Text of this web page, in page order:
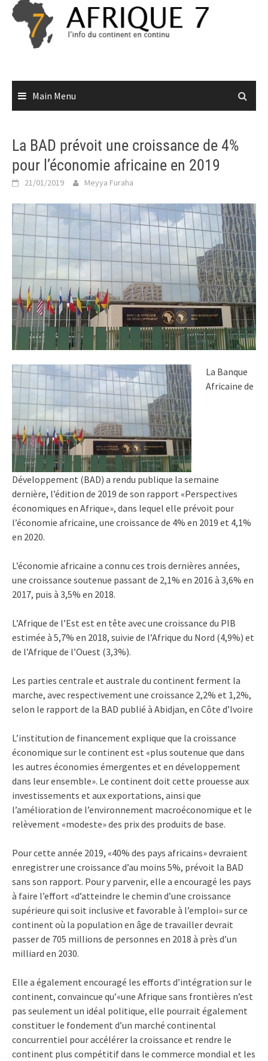
Skip
content
Main Menu
La BAD prévoit une croissance de 4%
pour l’économie africaine en 2019
21/01/2019 Meyya Furaha
La Banque
Africaine de
Développement (BAD) a rendu publique la semaine
dernière, l’édition de 2019 de son rapport «Perspectives
économiques en Afrique», dans lequel elle prévoit pour
l’économie africaine, une croissance de 4% en 2019 et 4,1%
en 2020.
L’économie africaine a connu ces trois dernières années,
une croissance soutenue passant de 2,1% en 2016 à 3,6% en
2017, puis à 3,5% en 2018.
L’Afrique de l’Est est en tête avec une croissance du PIB
estimée à 5,7% en 2018, suivie de l’Afrique du Nord (4,9%) et
de l’Afrique de l’Ouest (3,3%).
Les parties centrale et australe du continent ferment la
marche, avec respectivement une croissance 2,2% et 1,2%,
selon le rapport de la BAD publié à Abidjan, en Côte d’Ivoire
L’institution de financement explique que la croissance
économique sur le continent est «plus soutenue que dans
les autres économies émergentes et en développement
dans leur ensemble». Le continent doit cette prouesse aux
investissements et aux exportations, ainsi que
l’amélioration de l’environnement macroéconomique et le
relèvement «modeste» des prix des produits de base.
Pour cette année 2019, «40% des pays africains» devraient
enregistrer une croissance d’au moins 5%, prévoit la BAD
sans son rapport. Pour y parvenir, elle a encouragé les pays
à faire l’effort «d’atteindre le chemin d’une croissance
supérieure qui soit inclusive et favorable à l’emploi» sur ce
continent où la population en âge de travailler devrait
passer de 705 millions de personnes en 2018 à près d’un
milliard en 2030.
Elle a également encouragé les efforts d’intégration sur le
continent, convaincue qu’«une Afrique sans frontières n’est
pas seulement un idéal politique, elle pourrait également
constituer le fondement d’un marché continental
concurrentiel pour accélérer la croissance et rendre le
continent plus compétitif dans le commerce mondial et les